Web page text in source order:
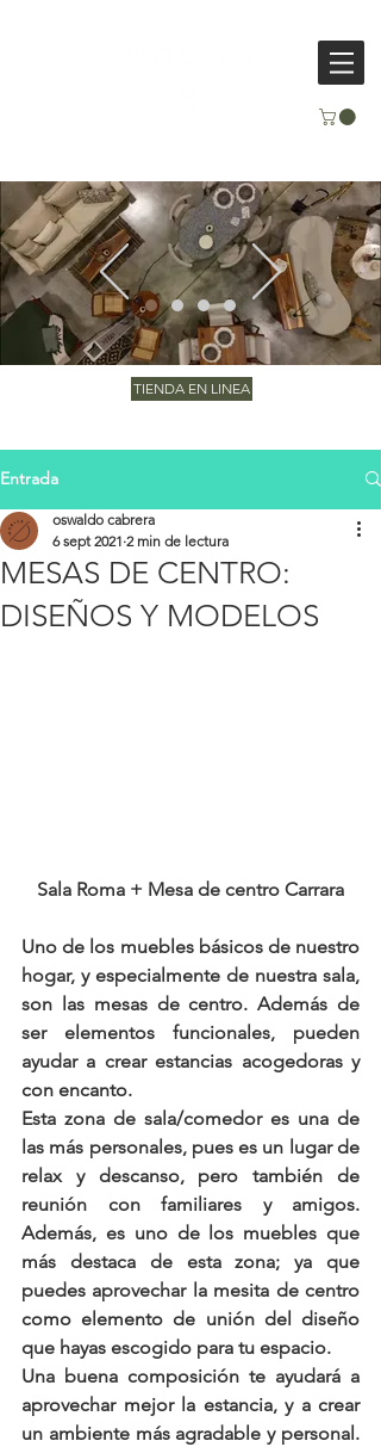
TIENDA EN LINEA
Entrada
MESAS DE CENTRO:
DISEÑOS Y MODELOS
oswaldo cabrera
6 sept 2021 2 min de lectura
Sala Roma + Mesa de centro Carrara
Uno de los muebles básicos de nuestro
hogar, y especialmente de nuestra sala,
son las mesas de centro. Además de
ser elementos funcionales, pueden
ayudar a crear estancias acogedoras y
con encanto.
Esta zona de sala/comedor es una de
las más personales, pues es un lugar de
relax y descanso, pero también de
reunión con familiares y amigos.
Además, es uno de los muebles que
más destaca de esta zona; ya que
puedes aprovechar la mesita de centro
como elemento de unión del diseño
que hayas escogido para tu espacio.
Una buena composición te ayudará a
aprovechar mejor la estancia, y a crear
un ambiente más agradable y personal.